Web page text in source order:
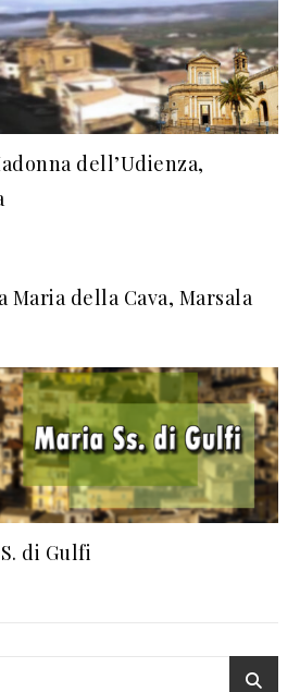
dell’Udienza,
Maria della Cava, Marsala
di Gulfi